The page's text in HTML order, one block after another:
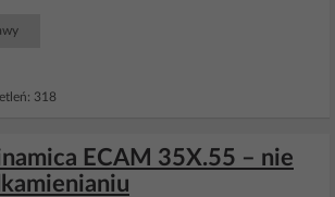
318
ECAM 35X.55 – nie